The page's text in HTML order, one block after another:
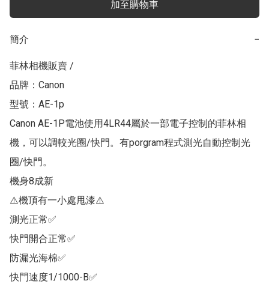
加至購物車
簡介 −
菲林相機販賣 /
品牌：Canon
型號：AE-1p
Canon AE-1P電池使用4LR44屬於一部電子控制的菲林相
機，可以調較光圈/快門。有porgram程式測光自動控制光
圈/快門。
機身8成新
⚠️機頂有一小處甩漆⚠️
測光正常✅
快門開合正常✅
防漏光海棉✅
快門速度1/1000-B✅